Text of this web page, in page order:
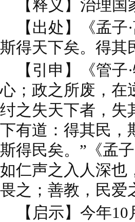
【释义】治理国
【出处】《孟子
斯得天下矣。得其
【引申】《管子
心；政之所废，在
纣之失天下者，失
下有道：得其民，
斯得民矣。”《孟
如仁声之入人深也
畏之；善教，民爱
【启示】今年10